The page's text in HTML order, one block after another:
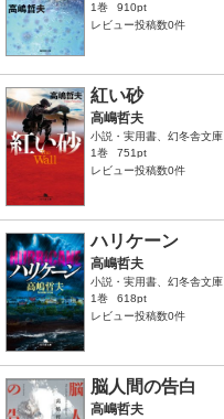
1巻
910pt
レビュー投稿数0件
紅い砂
高嶋哲夫
小説・実用書、幻冬舎文庫
1巻
751pt
レビュー投稿数0件
ハリケーン
高嶋哲夫
小説・実用書、幻冬舎文庫
1巻
618pt
レビュー投稿数0件
脳人間の告白
高嶋哲夫